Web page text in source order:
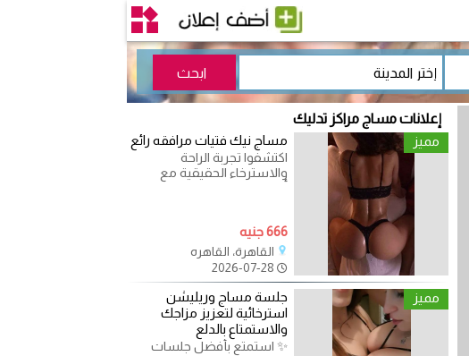
إعلانات مساج مراكز تدليك
مميز
مساج نيك فتيات مرافقه رائع
اكتشفوا تجربة الراحة
والاسترخاء الحقيقية مع
666 جنيه
القاهرة، القاهره
2026-07-28
مميز
جلسة مساج وريليشن
استرخائية لتعزيز مزاجك
والاستمتاع بالدلع
✨ استمتع بأفضل جلسات